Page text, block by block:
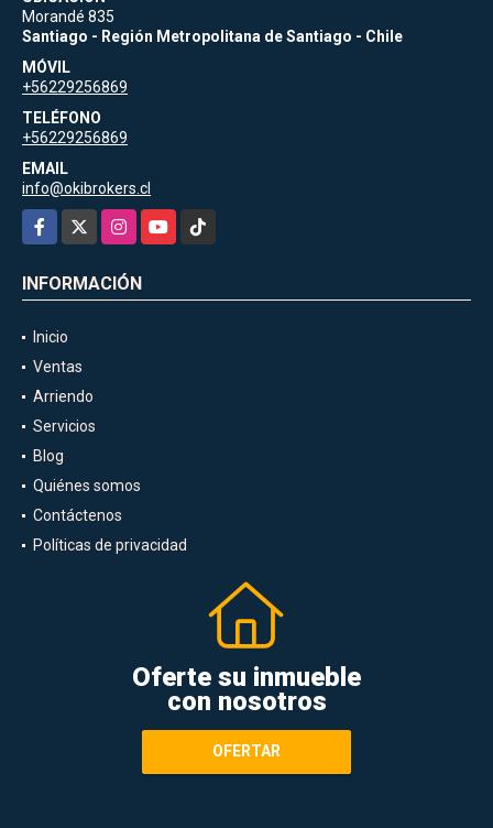
Morandé 835
Santiago - Región Metropolitana de Santiago - Chile
MÓVIL
+56229256869
TELÉFONO
+56229256869
EMAIL
info@okibrokers.cl
Facebook
InstagramYouTubeTikTok
INFORMACIÓN
Inicio
Ventas
Arriendo
Servicios
Blog
Quiénes somos
Contáctenos
Políticas de privacidad
Oferte su inmueble
con nosotros
OFERTAR